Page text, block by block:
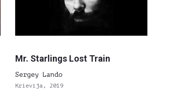
Mr. Starlings Lost Train
Sergey Lando
Krievija, 2019